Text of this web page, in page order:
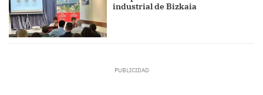
industrial de Bizkaia